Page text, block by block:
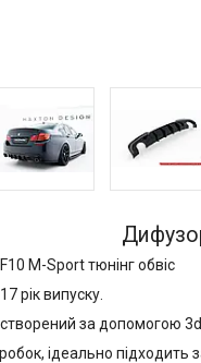
M-Sport тюнінг обвіс
рік випуску.
за допомогою
ідеально